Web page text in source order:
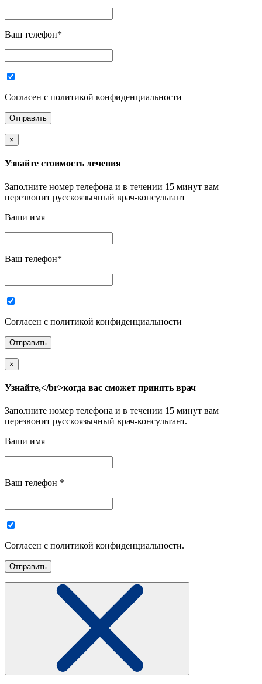
Ваш телефон*
Согласен с политикой конфиденциальности
×
Узнайте стоимость лечения
Заполните номер телефона и в течении 15 минут вам
перезвонит русскоязычный врач-консультант
Ваши имя
Ваш телефон*
Согласен с политикой конфиденциальности
×
Узнайте,</br>когда вас сможет принять врач
Заполните номер телефона и в течении 15 минут вам
перезвонит русскоязычный врач-консультант.
Ваши имя
Ваш телефон *
Согласен с политикой конфиденциальности.